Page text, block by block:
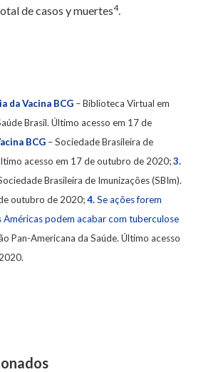
de casos y muertes4.
da Vacina BCG – Biblioteca Virtual em
Brasil. Último acesso em 17 de
BCG – Sociedade Brasileira de
acesso em 17 de outubro de 2020;3.
Brasileira de Imunizações (SBIm).
outubro de 2020;4.Se ações forem
Américas podem acabar com tuberculose
Pan-Americana da Saúde. Último acesso